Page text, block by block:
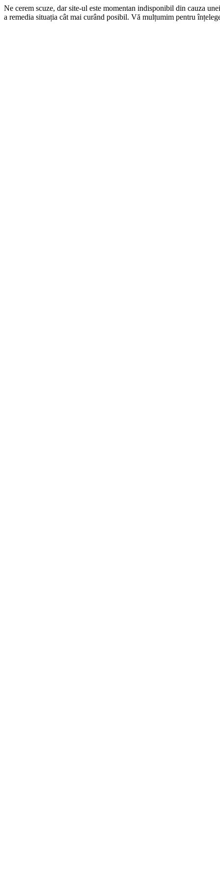
Ne cerem scuze, dar site-ul este momentan indisponibil din cauza
a remedia situația cât mai curând posibil. Vă mulțumim pentru